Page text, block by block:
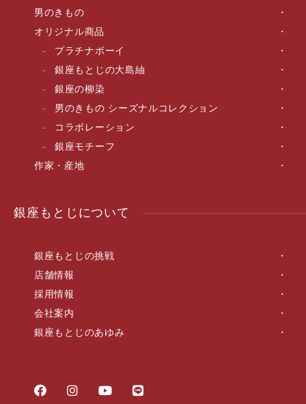
男のきもの
オリジナル商品
プラチナボーイ
銀座もとじの大島紬
銀座の柳染
男のきもの シーズナルコレクション
コラボレーション
銀座モチーフ
作家・産地
銀座もとじについて
銀座もとじの挑戦
店舗情報
採用情報
会社案内
銀座もとじのあゆみ